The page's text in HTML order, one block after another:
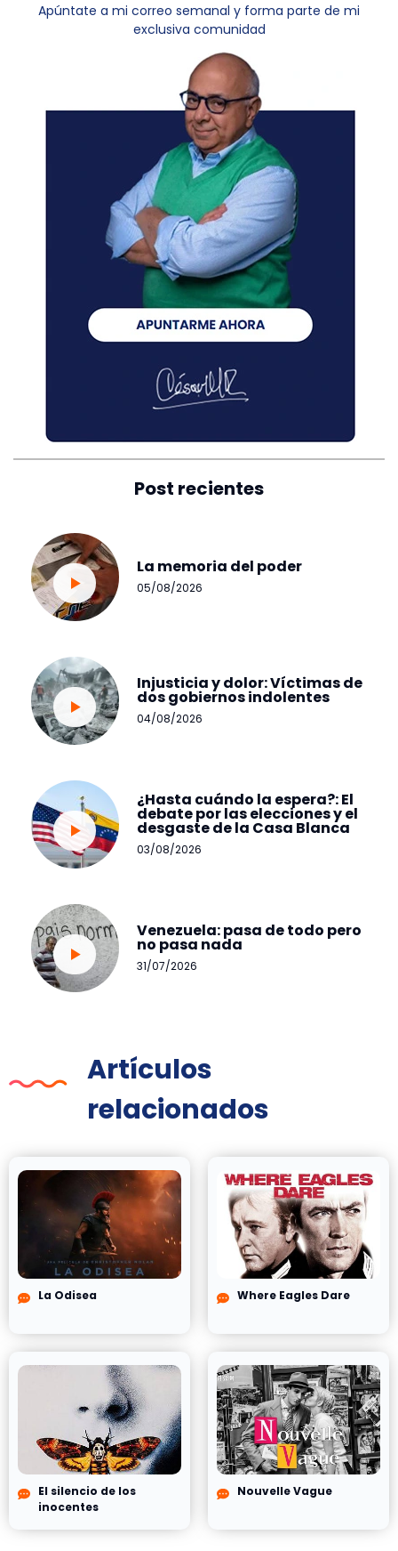
Apúntate a mi correo semanal y forma parte de mi
exclusiva comunidad
Post recientes
La memoria del poder
05/08/2026
Injusticia y dolor: Víctimas de
dos gobiernos indolentes
04/08/2026
¿Hasta cuándo la espera?: El
debate por las elecciones y el
desgaste de la Casa Blanca
03/08/2026
Venezuela: pasa de todo pero
no pasa nada
31/07/2026
Artículos
relacionados
La Odisea Where Eagles Dare
El silencio de los
inocentes
Nouvelle Vague